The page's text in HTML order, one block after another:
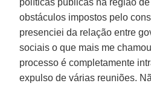
obstáculos impostos pelo
presenciei da relação entre
sociais o que mais me
processo é completamente
expulso de várias reuniões.